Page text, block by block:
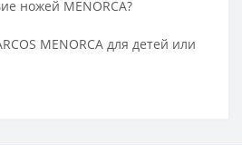
ножей MENORCA?
MENORCA для детей или